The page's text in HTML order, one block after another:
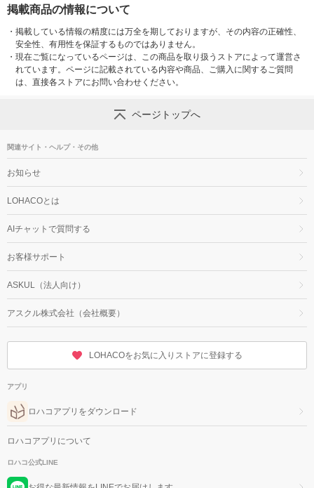
掲載商品の情報について
・ 掲載している情報の精度には万全を期しておりますが、その内容の正確性、
安全性、有用性を保証するものではありません。
・ 現在ご覧になっているページは、この商品を取り扱うストアによって運営さ
れています。ページに記載されている内容や商品、ご購入に関するご質問
は、直接各ストアにお問い合わせください。
ページトップへ
関連サイト・ヘルプ・その他
お知らせ
LOHACOとは
AIチャットで質問する
お客様サポート
ASKUL（法人向け）
アスクル株式会社（会社概要）
LOHACOをお気に入りストアに登録する
アプリ
ロハコアプリをダウンロード
ロハコアプリについて
ロハコ公式LINE